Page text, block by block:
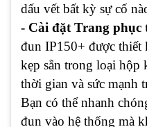
dấu vết bất kỳ sự cố
- Cài đặt Trang phục
đun IP150+ được thiết
kẹp sẵn trong loại hộp
thời gian và sức mạnh
Bạn có thể nhanh
đun vào hệ thống mà